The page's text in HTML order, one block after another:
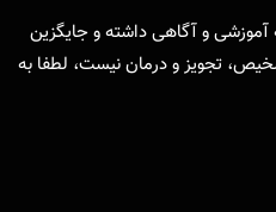
و آگاهی داشته و جایگزین
تجویز و درمان نیست، لطفا به